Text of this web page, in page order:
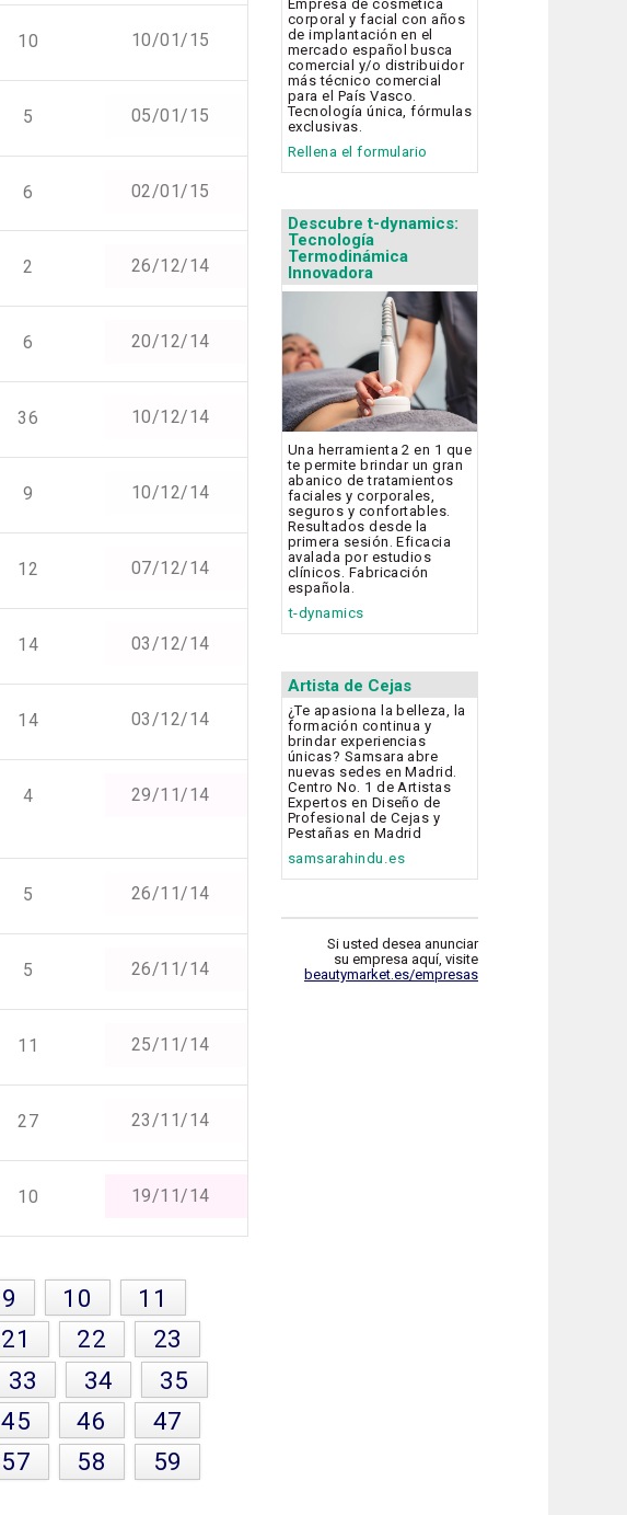
10 10/01/15
5 05/01/15
6 02/01/15
2 26/12/14
6 20/12/14
36 10/12/14
9 10/12/14
12 07/12/14
14 03/12/14
14 03/12/14
4 29/11/14
5 26/11/14
5 26/11/14
11 25/11/14
27 23/11/14
10 19/11/14
9 10
11
21 22
23
33 34
35
45 46
47
57 58
59
Empresa de cosmética
corporal y facial con años
de implantación en el
mercado español busca
comercial y/o distribuidor
más técnico comercial
para el País Vasco.
Tecnología única, fórmulas
exclusivas.
Rellena el formulario
Descubre t-dynamics:
Tecnología
Termodinámica
Innovadora
Una herramienta 2 en 1 que
te permite brindar un gran
abanico de tratamientos
faciales y corporales,
seguros y confortables.
Resultados desde la
primera sesión. Eficacia
avalada por estudios
clínicos. Fabricación
española.
t-dynamics
Artista de Cejas
¿Te apasiona la belleza, la
formación continua y
brindar experiencias
únicas? Samsara abre
nuevas sedes en Madrid.
Centro No. 1 de Artistas
Expertos en Diseño de
Profesional de Cejas y
Pestañas en Madrid
samsarahindu.es
Si usted desea anunciar
su empresa aquí, visite
beautymarket.es/empresas